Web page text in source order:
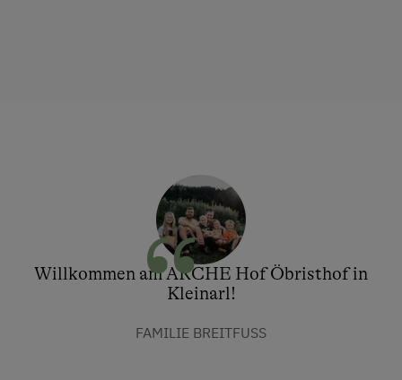
Willkommen am ARCHE Hof Öbristhof in
Kleinarl!
FAMILIE BREITFUSS